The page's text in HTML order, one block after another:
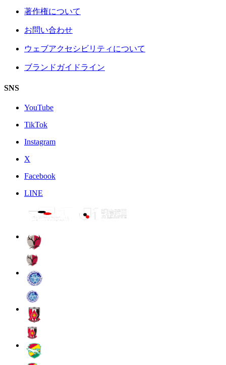
著作権について
お問い合わせ
ウェブアクセシビリティについて
ブランドガイドライン
SNS
YouTube
TikTok
Instagram
X
Facebook
LINE